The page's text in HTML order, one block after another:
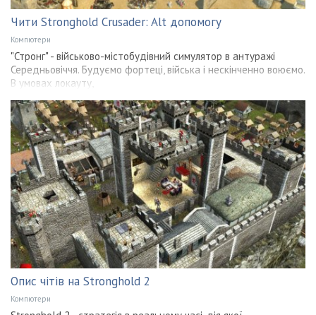
Чити Stronghold Crusader: Alt допомогу
Компютери
"Стронг" - військово-містобудівний симулятор в антуражі
Середньовіччя. Будуємо фортеці, війська і нескінченно воюємо.
В умовах локауту,
Опис чітів на Stronghold 2
Компютери